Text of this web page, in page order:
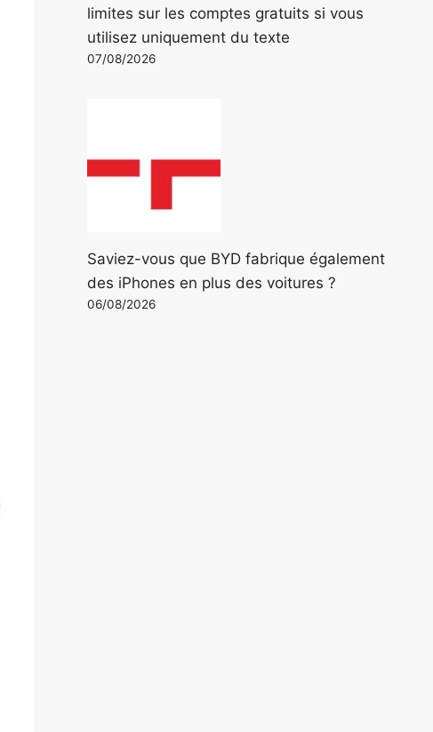
limites sur les comptes gratuits si vous
utilisez uniquement du texte
07/08/2026
Saviez-vous que BYD fabrique également
des iPhones en plus des voitures ?
06/08/2026